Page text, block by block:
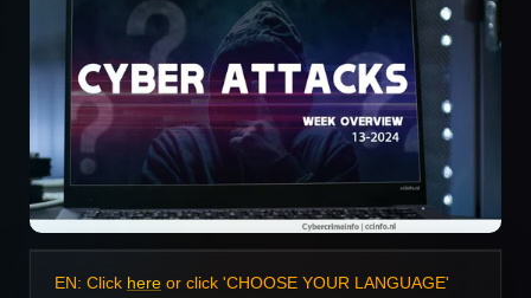
EN: Click here or click 'CHOOSE YOUR LANGUAGE'